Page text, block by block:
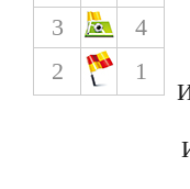
3
4
2
1